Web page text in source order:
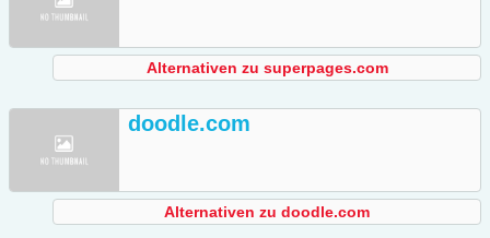
Alternativen zu superpages.com
doodle.com
Alternativen zu doodle.com